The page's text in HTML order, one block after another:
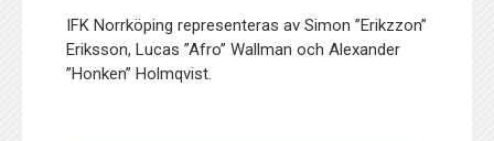
IFK Norrköping representeras av Simon ”Erikzzon”
Eriksson, Lucas ”Afro” Wallman och Alexander
”Honken” Holmqvist.